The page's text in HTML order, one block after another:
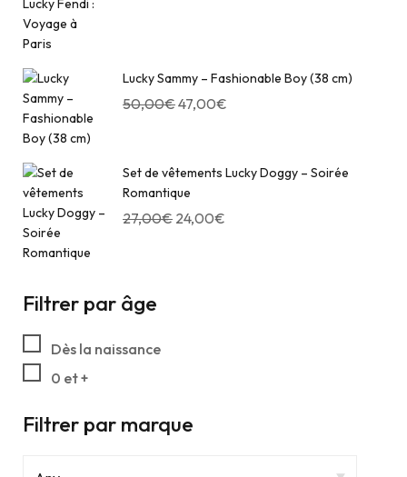
Lucky Sammy – Fashionable Boy (38 cm)
50,00€47,00€
Set de vêtements Lucky Doggy – Soirée
Romantique
27,00€ 24,00€
Filtrer par âge
Dès la naissance
0 et +
Filtrer par marque